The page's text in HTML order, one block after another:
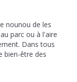
nounou de les
parc ou à l'aire
Dans tous
bien-être des